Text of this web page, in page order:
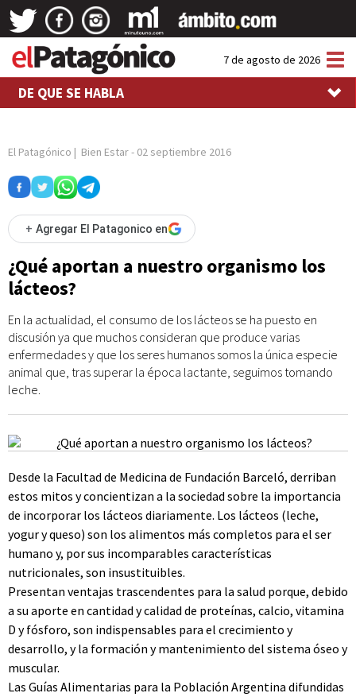
7 de agosto de 2026
DE QUE SE HABLA
El Patagónico | Bien Estar- 02 septiembre 2016
+ Agregar El Patagonico en
¿Qué aportan a nuestro organismo los
lácteos?
En la actualidad, el consumo de los lácteos se ha puesto en
discusión ya que muchos consideran que produce varias
enfermedades y que los seres humanos somos la única especie
animal que, tras superar la época lactante, seguimos tomando
leche.
Desde la Facultad de Medicina de Fundación Barceló, derriban
estos mitos y concientizan a la sociedad sobre la importancia
de incorporar los lácteos diariamente. Los lácteos (leche,
yogur y queso) son los alimentos más completos para el ser
humano y, por sus incomparables características
nutricionales, son insustituibles.
Presentan ventajas trascendentes para la salud porque, debido
a su aporte en cantidad y calidad de proteínas, calcio, vitamina
D y fósforo, son indispensables para el crecimiento y
desarrollo, y la formación y mantenimiento del sistema óseo y
muscular.
Las Guías Alimentarias para la Población Argentina difundidas